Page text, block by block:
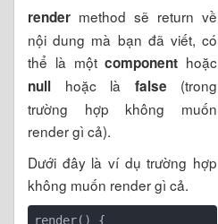
render method sẽ return về
nội dung mà bạn đã viết, có
thể là mộtcomponent hoặc
null hoặc là false (trong
trường hợp không muốn
render gì cả).
Dưới đây là ví dụ trường hợp
không muốn render gì cả.
render() {